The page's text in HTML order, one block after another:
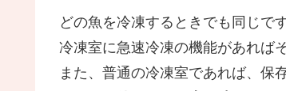
どの魚を冷凍するときでも同じです
冷凍室に急速冷凍の機能があれば
また、普通の冷凍室であれば、保